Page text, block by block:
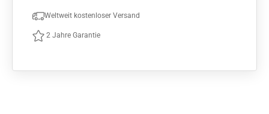
Weltweit kostenloser Versand
2 Jahre Garantie